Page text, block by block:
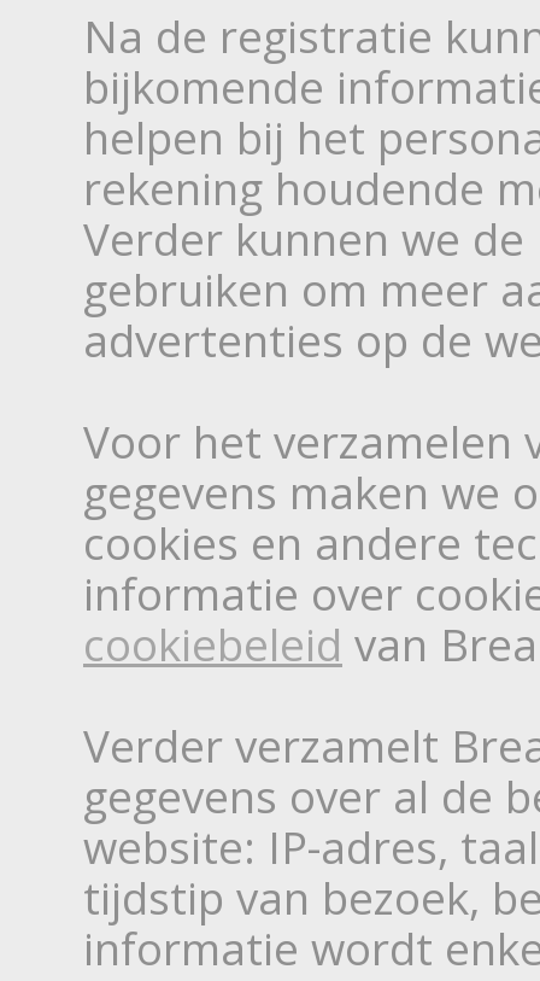
Na de registratie
bijkomende
helpen bij het
rekening houdende
Verder kunnen we
gebruiken om meer
advertenties op de
Voor het verzamelen
gegevens maken we
cookies en andere
informatie over
cookiebeleid van
Verder verzamelt
gegevens over al de
website: IP-adres,
tijdstip van bezoek,
informatie wordt